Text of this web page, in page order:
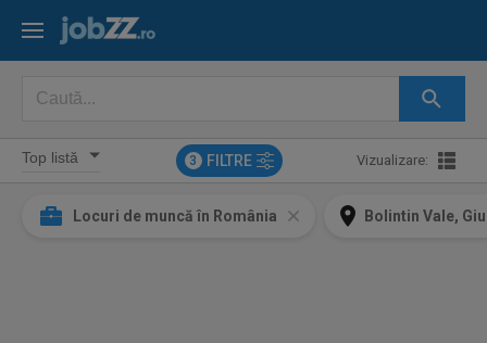
3 FILTRE Vizualizare:
Locuri de muncă în România Bolintin Vale,